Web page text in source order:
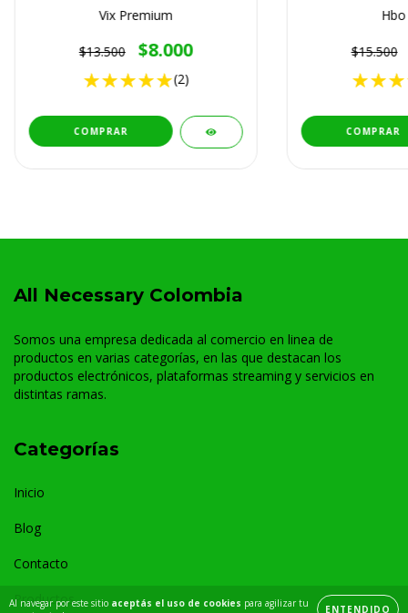
Al navegar por este sitio aceptás el uso de cookies para agilizar tu
ENTENDIDO
Vix Premium
$13.500 $8.000
(2)
COMPRAR
$15.500
COMPRAR
All Necessary Colombia
Somos una empresa dedicada al comercio en linea de
productos en varias categorías, en las que destacan los
productos electrónicos, plataformas streaming y servicios en
distintas ramas.
Categorías
Inicio
Blog
Contacto
Productos